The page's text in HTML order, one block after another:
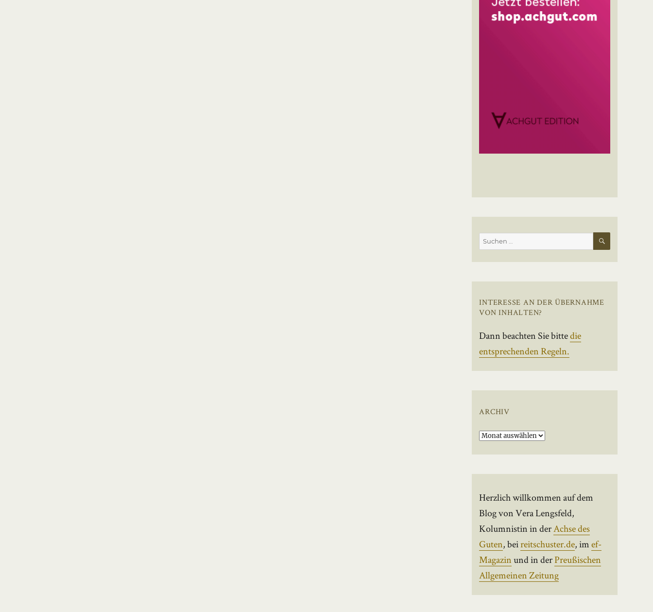
Suchen
SUCHEN
INTERESSE AN DER ÜBERNAHME
VON INHALTEN?
Dann beachten Sie bittedie
entsprechenden Regeln.
ARCHIV
Archiv
Herzlich willkommen auf dem
Blog von Vera Lengsfeld,
Kolumnistin in derAchse des
Guten, beireitschuster.de, imef-
Magazinund in derPreußischen
Allgemeinen Zeitung